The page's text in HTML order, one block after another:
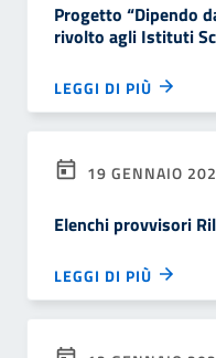
Progetto “Dipendo
rivolto agli Istituti
LEGGI DI PIÙ
19 GENNAIO
Elenchi provvisori
LEGGI DI PIÙ